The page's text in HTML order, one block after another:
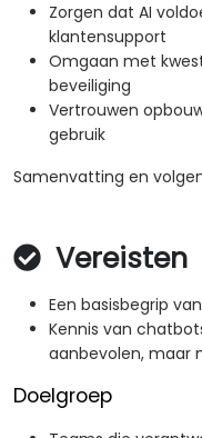
Zorgen dat AI
klantensupport
Omgaan met
beveiliging
Vertrouwen
gebruik
Samenvatting en
Vereisten
Een basisbegrip
Kennis van
aanbevolen, maar
Doelgroep